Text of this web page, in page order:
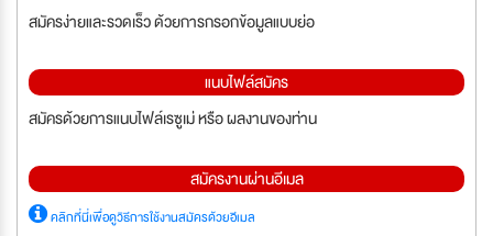
สมัครง่ายและรวดเร็ว ด้วยการกรอกข้อมูลแบบย่อ
แนบไฟล์สมัคร
สมัครด้วยการแนบไฟล์เรซูเม่ หรือ ผลงานของท่าน
สมัครงานผ่านอีเมล
คลิกที่นี่เพื่อดูวิธีการใช้งานสมัครด้วยอีเมล